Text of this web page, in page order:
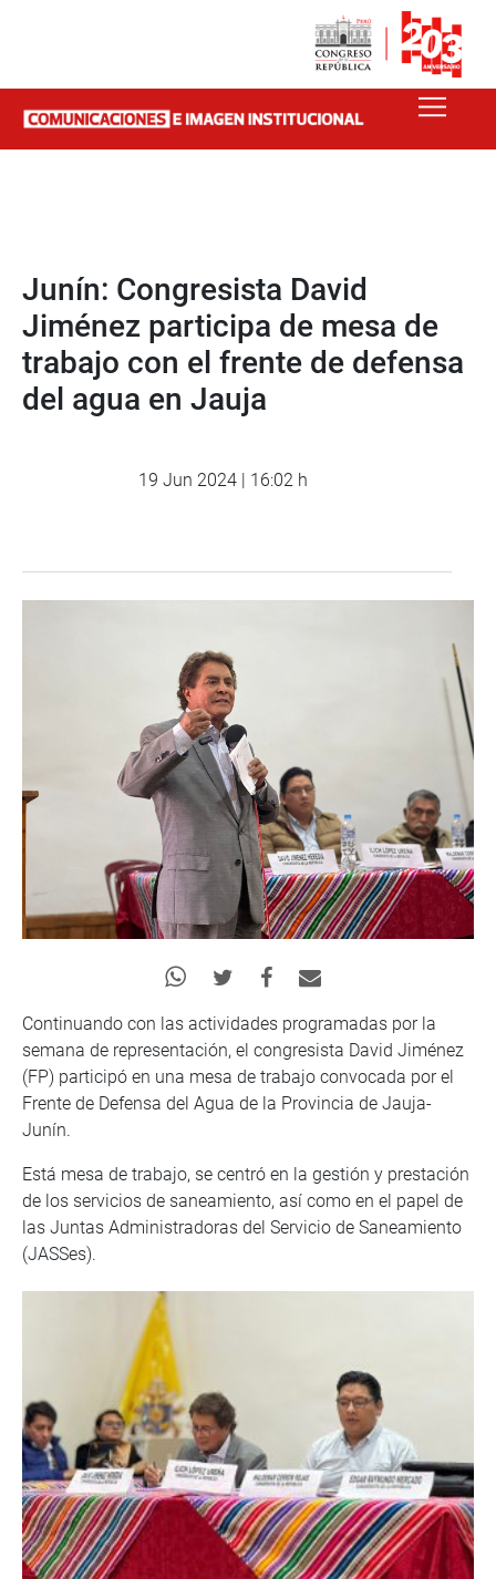
Junín: Congresista David
Jiménez participa de mesa de
trabajo con el frente de defensa
del agua en Jauja
19 Jun 2024 | 16:02 h
Continuando con las actividades programadas por la
semana de representación, el congresista David Jiménez
(FP) participó en una mesa de trabajo convocada por el
Frente de Defensa del Agua de la Provincia de Jauja-
Junín.
Está mesa de trabajo, se centró en la gestión y prestación
de los servicios de saneamiento, así como en el papel de
las Juntas Administradoras del Servicio de Saneamiento
(JASSes).